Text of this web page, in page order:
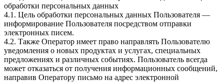
обработки персональных данных
4.1. Цель обработки персональных данных Пользователя —
информирование Пользователя посредством отправки
электронных писем.
4.2. Также Оператор имеет право направлять Пользователю
уведомления о новых продуктах и услугах, специальных
предложениях и различных событиях. Пользователь всегда
может отказаться от получения информационных сообщений,
направив Оператору письмо на адрес электронной